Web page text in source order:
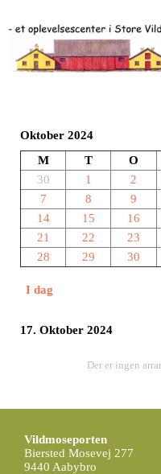
Oktober 2024
M
T O
30
1 2
7
8 9
14
15 16
21
22 23
28
29 30
I dag
17. Oktober 2024
Der er ingen
Vildmoseporten
Biersted Mosevej 277
9440 Aabybro